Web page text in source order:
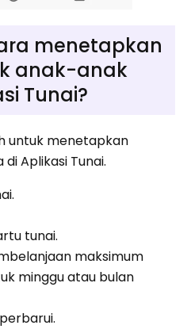
menetapkan
anak-anak
Tunai?
untuk menetapkan
Aplikasi Tunai.
tunai.
maksimum
minggu atau bulan